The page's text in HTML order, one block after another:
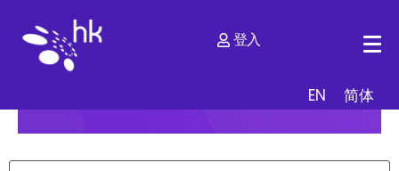
登入
EN 简体
了解更多 .hk 合作夥計劃詳請